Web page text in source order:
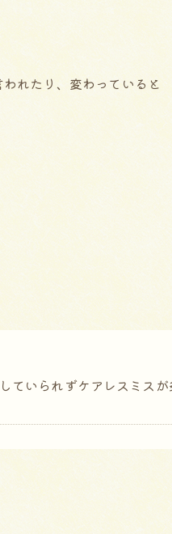
れたり、変わっていると
ていられずケアレスミス